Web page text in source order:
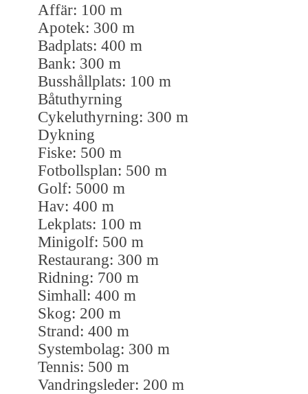
Affär: 100 m
Apotek: 300 m
Badplats: 400 m
Bank: 300 m
Busshållplats: 100 m
Båtuthyrning
Cykeluthyrning: 300 m
Dykning
Fiske: 500 m
Fotbollsplan: 500 m
Golf: 5000 m
Hav: 400 m
Lekplats: 100 m
Minigolf: 500 m
Restaurang: 300 m
Ridning: 700 m
Simhall: 400 m
Skog: 200 m
Strand: 400 m
Systembolag: 300 m
Tennis: 500 m
Vandringsleder: 200 m